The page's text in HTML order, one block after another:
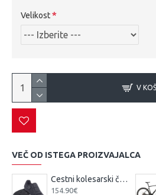
Velikost
V
VEČ OD ISTEGA PROIZVAJALCA
Cestni kolesarski čevlji Scott Team BOA čr/tsi
154.90€